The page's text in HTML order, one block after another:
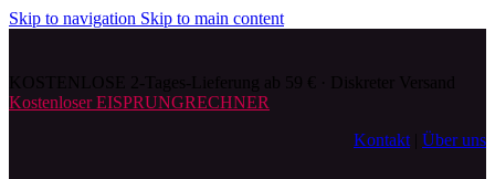
Skip to navigation Skip to main content
Kostenloser EISPRUNGRECHNER
Kontakt
Über uns